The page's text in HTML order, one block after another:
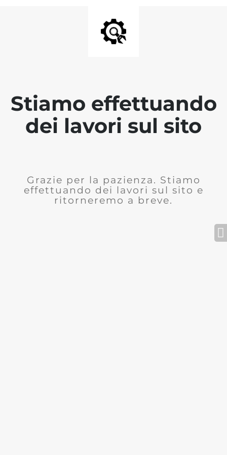
Stiamo effettuando
dei lavori sul sito
Grazie per la pazienza. Stiamo
effettuando dei lavori sul sito e
ritorneremo a breve.